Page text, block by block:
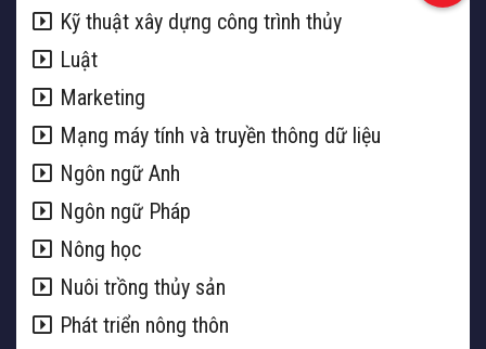
Kỹ thuật xây dựng công trình thủy
Luật
Marketing
Mạng máy tính và truyền thông dữ liệu
Ngôn ngữ Anh
Ngôn ngữ Pháp
Nông học
Nuôi trồng thủy sản
Phát triển nông thôn